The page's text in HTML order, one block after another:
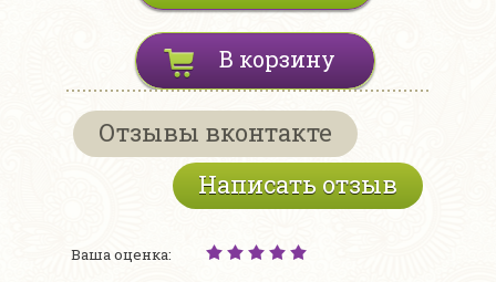
В корзину
Отзывы вконтакте
Написать отзыв
Ваша оценка: